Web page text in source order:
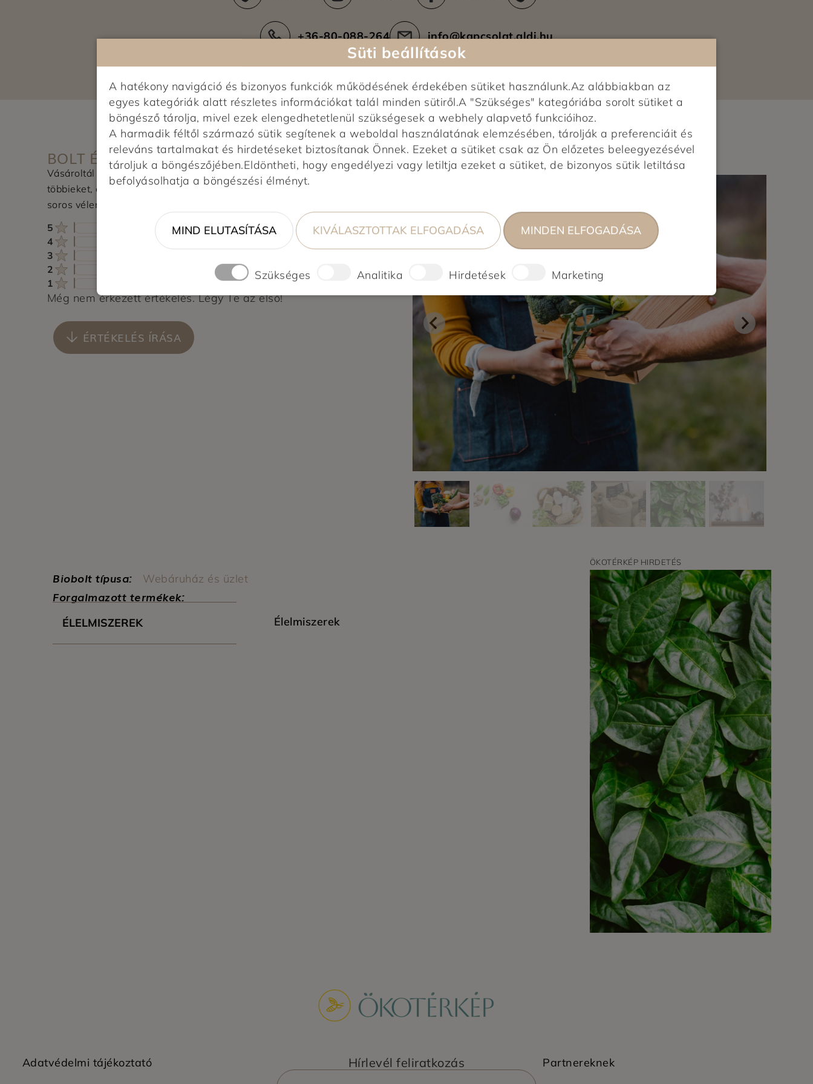
Kiszállítási területekEzekben a városokban:
Budapest agglomeráció: Budaörs,
Csobánka, Üröm, Pomáz, Szentendre,
Dunakeszi, Fót, Pilisborosjenő,
Piliscsaba, Pilisvörösvár, Pilisszentiván,
Solymár, Nagykovácsi, Budakeszi,
Telki, Páty, Biatorbágy, Csömör,
Kerepes, Mogyoród, Kistarcsa,
Nagytarcsa, Gödöllő, Ecser, Maglód,
Halásztelek, Remeteszőlős, Budajenő
Vidék: Pécs, Szeged, Újszentiván,
Tiszasziget, Deszk, Debrecen,
+36-80-088-264 info@kapcsolat.aldi.hu
BOLT ÉRTÉKELÉSE
Vásároltál az üzletben? Segítsd a
többieket, értékeld a boltot és írj pár
soros véleményt.
0,0
0 vélemény alapján
5
0%
4
3
2
0%
1
Még nem érkezett értékelés. Légy Te az első!
ÉRTÉKELÉS ÍRÁSA
Képek feltöltés alatt...
Biobolt típusa: Webáruház és üzlet
Forgalmazott termékek:
ÉLELMISZEREK Élelmiszerek
ÖKOTÉRKÉP HIRDETÉS
Adatvédelmi tájékoztató Hírlevél feliratkozás Partnereknek
Süti beállítások
A hatékony navigáció és bizonyos funkciók működésének érdekében sütiket használunk.Az alábbiakban az
egyes kategóriák alatt részletes információkat talál minden sütiről.A "Szükséges" kategóriába sorolt sütiket a
böngésző tárolja, mivel ezek elengedhetetlenül szükségesek a webhely alapvető funkcióihoz.
A harmadik féltől származó sütik segítenek a weboldal használatának elemzésében, tárolják a preferenciáit és
releváns tartalmakat és hirdetéseket biztosítanak Önnek. Ezeket a sütiket csak az Ön előzetes beleegyezésével
tároljuk a böngészőjében.Eldöntheti, hogy engedélyezi vagy letiltja ezeket a sütiket, de bizonyos sütik letiltása
befolyásolhatja a böngészési élményt.
MIND ELUTASÍTÁSA KIVÁLASZTOTTAK ELFOGADÁSA MINDEN ELFOGADÁSA
Szükséges Analitika Hirdetések Marketing